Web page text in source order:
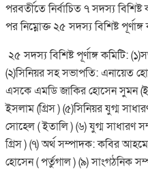
পরবর্তীতে নির্বাচিত ৭ সদস্য
পর নিম্নোক্ত ২৫ সদস্য বিশিষ্ট
২৫ সদস্য বিশিষ্ট পূর্ণাঙ্গ কমিটি:
(২)সিনিয়র সহ সভাপতি: এনায়েত
এসকে এমডি জাকির হোসেন সুমন
ইসলাম (গ্রিস ) (৫)সিনিয়র যুগ্ম
সোহেল ( ইতালি ) (৬) যুগ্ম সাধারণ
গ্রিস ) (৭) অর্থ সম্পাদক: কবির
হোসেন ( পর্তুগাল ) (৯) সাংগঠনিক